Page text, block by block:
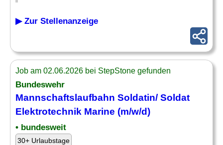
▶ Zur Stellenanzeige
Job am 02.06.2026 bei StepStone gefunden
Bundeswehr
Mannschaftslaufbahn Soldatin/ Soldat
Elektrotechnik Marine (m/w/d)
• bundesweit
30+ Urlaubstage